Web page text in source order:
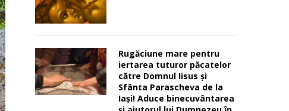
Rugăciune mare pentru
iertarea tuturor păcatelor
către Domnul Iisus şi
Sfânta Parascheva de la
Iaşi! Aduce binecuvântarea